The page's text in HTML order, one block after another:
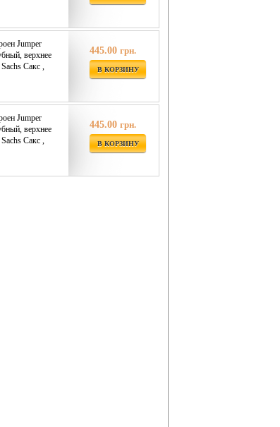
Jumper
верхнее
Сакс ,
445.00 грн.
В КОРЗИНУ
Jumper
верхнее
Сакс ,
445.00 грн.
В КОРЗИНУ